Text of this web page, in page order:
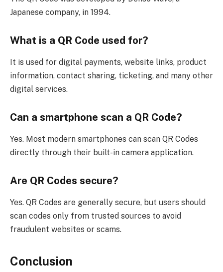
Japanese company, in 1994.
What is a QR Code used for?
It is used for digital payments, website links, product
information, contact sharing, ticketing, and many other
digital services.
Can a smartphone scan a QR Code?
Yes. Most modern smartphones can scan QR Codes
directly through their built-in camera application.
Are QR Codes secure?
Yes. QR Codes are generally secure, but users should
scan codes only from trusted sources to avoid
fraudulent websites or scams.
Conclusion